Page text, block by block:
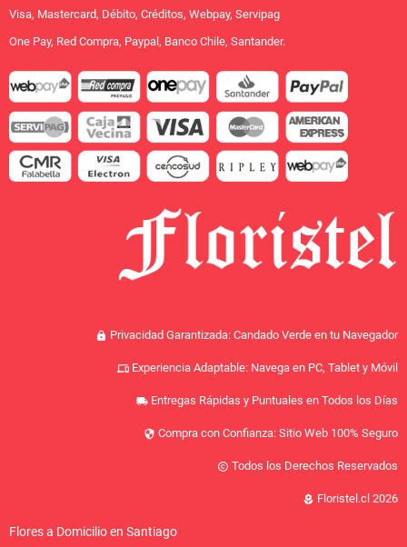
Visa, Mastercard, Débito, Créditos, Webpay, Servipag
One Pay, Red Compra, Paypal, Banco Chile, Santander.
lock Privacidad Garantizada: Candado Verde en tu Navegador
devices Experiencia Adaptable: Navega en PC, Tablet y Móvil
local_shipping Entregas Rápidas y Puntuales en Todos los Días
security Compra con Confianza: Sitio Web 100% Seguro
copyright Todos los Derechos Reservados
local_florist Floristel.cl 2026
Flores a Domicilio en Santiago